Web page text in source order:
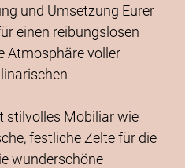
und Umsetzung Eurer
einen reibungslosen
Atmosphäre voller
stilvolles Mobiliar wie
festliche Zelte für die
wunderschöne